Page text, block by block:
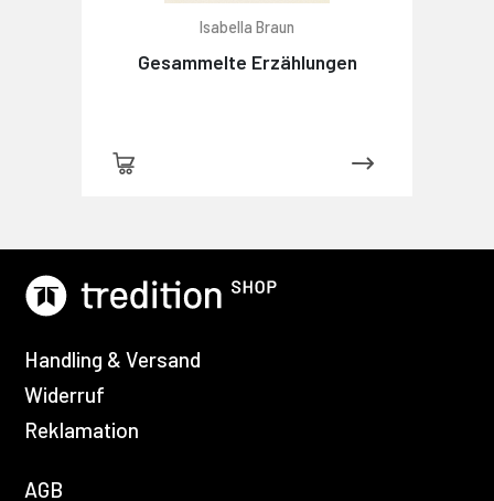
Isabella Braun
Gesammelte Erzählungen
Handling & Versand
Widerruf
Reklamation
AGB